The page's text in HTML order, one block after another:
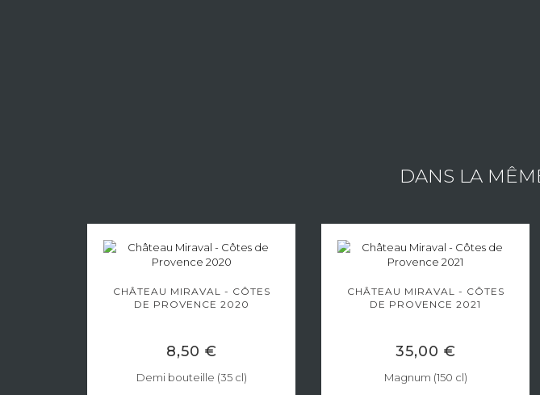
DANS LA
CHÂTEAU MIRAVAL - CÔTES
DE PROVENCE 2020
8,50 €
Demi bouteille (35 cl)
CHÂTEAU MIRAVAL - CÔTES
DE PROVENCE 2021
35,00 €
Magnum (150 cl)